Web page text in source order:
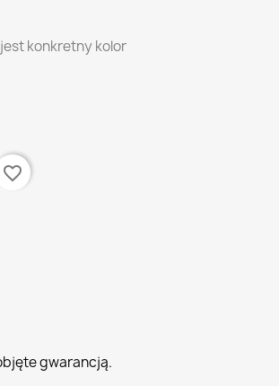
konkretny kolor
favorite_border
gwarancją.